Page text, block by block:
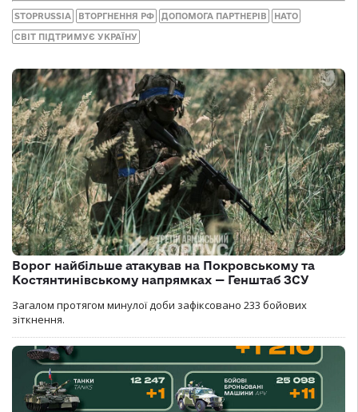
STOPRUSSIA ВТОРГНЕННЯ РФ ДОПОМОГА ПАРТНЕРІВ НАТО
СВІТ ПІДТРИМУЄ УКРАЇНУ
Ворог найбільше атакував на Покровському та
Костянтинівському напрямках — Генштаб ЗСУ
Загалом протягом минулої доби зафіксовано 233 бойових
зіткнення.